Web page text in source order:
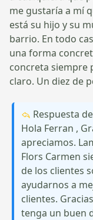
me gustaría a mí
está su hijo y su
barrio. En todo
una forma
concreta siempre
claro. Un diez de
Respuesta de
Hola Ferran ,
apreciamos.
Flors Carmen
de los clientes
ayudarnos a
clientes.
tenga un buen